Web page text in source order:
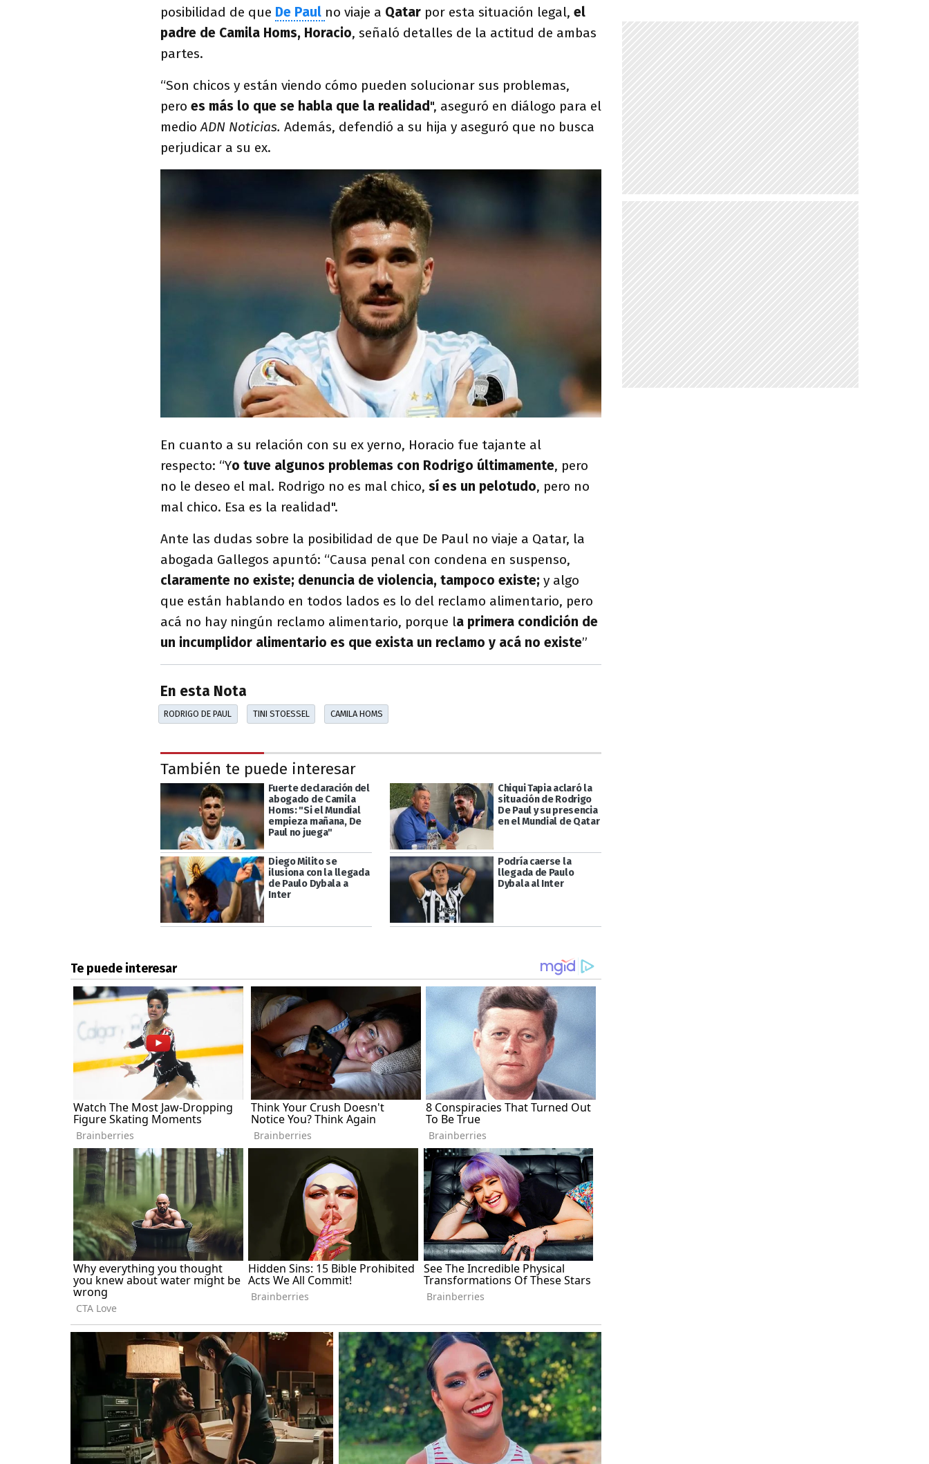
posibilidad de que De Paul no viaje a Qatar por esta situación legal, el
padre de Camila Homs, Horacio, señaló detalles de la actitud de ambas
partes.
“Son chicos y están viendo cómo pueden solucionar sus problemas,
pero es más lo que se habla que la realidad", aseguró en diálogo para el
medioADN Noticias. Además, defendió a su hija y aseguró que no busca
perjudicar a su ex.
En cuanto a su relación con su ex yerno, Horacio fue tajante al
respecto: “Yo tuve algunos problemas con Rodrigo últimamente, pero
no le deseo el mal. Rodrigo no es mal chico, sí es un pelotudo, pero no
mal chico. Esa es la realidad".
Ante las dudas sobre la posibilidad de que De Paul no viaje a Qatar, la
abogada Gallegos apuntó: “Causa penal con condena en suspenso,
claramente no existe; denuncia de violencia, tampoco existe; y algo
que están hablando en todos lados es lo del reclamo alimentario, pero
acá no hay ningún reclamo alimentario, porque la primera condición de
un incumplidor alimentario es que exista un reclamo y acá no existe”
En esta Nota
RODRIGO DE PAUL TINI STOESSEL CAMILA HOMS
También te puede interesar
Fuerte declaración del
abogado de Camila
Homs: "Si el Mundial
empieza mañana, De
Paul no juega"
Chiqui Tapia aclaró la
situación de Rodrigo
De Paul y su presencia
en el Mundial de Qatar
Diego Milito se
ilusiona con la llegada
de Paulo Dybala a
Inter
Podría caerse la
llegada de Paulo
Dybala al Inter